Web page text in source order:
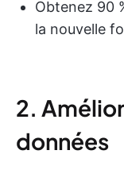
Obtenez 90
la nouvelle
2.
données